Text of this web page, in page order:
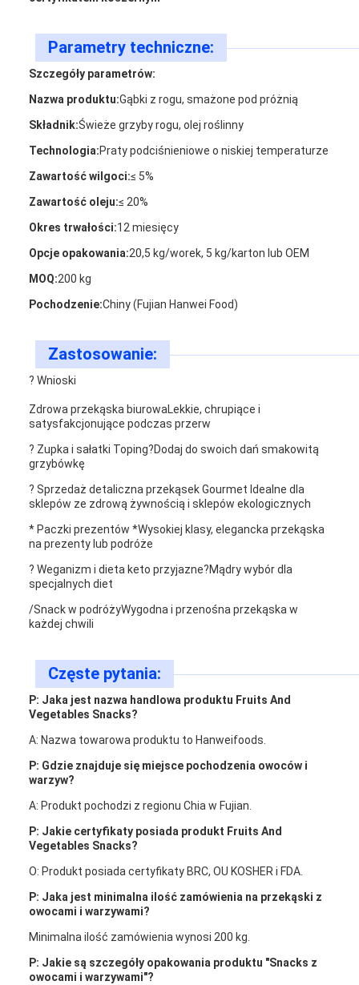
Parametry techniczne:
Szczegóły parametrów:
Nazwa produktu:Gąbki z rogu, smażone pod próżnią
Składnik:Świeże grzyby rogu, olej roślinny
Technologia:Praty podciśnieniowe o niskiej temperaturze
Zawartość wilgoci:≤ 5%
Zawartość oleju:≤ 20%
Okres trwałości:12 miesięcy
Opcje opakowania:20,5 kg/worek, 5 kg/karton lub OEM
MOQ:200 kg
Pochodzenie:Chiny (Fujian Hanwei Food)
Zastosowanie:
?️ Wnioski
Zdrowa przekąska biurowaLekkie, chrupiące i
satysfakcjonujące podczas przerw
? Zupka i sałatki Toping?Dodaj do swoich dań smakowitą
grzybówkę
?️ Sprzedaż detaliczna przekąsek Gourmet ️ Idealne dla
sklepów ze zdrową żywnością i sklepów ekologicznych
* Paczki prezentów *Wysokiej klasy, elegancka przekąska
na prezenty lub podróże
? Weganizm i dieta keto przyjazne?Mądry wybór dla
specjalnych diet
/Snack w podróżyWygodna i przenośna przekąska w
każdej chwili
Częste pytania:
P: Jaka jest nazwa handlowa produktu Fruits And
Vegetables Snacks?
A: Nazwa towarowa produktu to Hanweifoods.
P: Gdzie znajduje się miejsce pochodzenia owoców i
warzyw?
A: Produkt pochodzi z regionu Chia w Fujian.
P: Jakie certyfikaty posiada produkt Fruits And
Vegetables Snacks?
O: Produkt posiada certyfikaty BRC, OU KOSHER i FDA.
P: Jaka jest minimalna ilość zamówienia na przekąski z
owocami i warzywami?
Minimalna ilość zamówienia wynosi 200 kg.
P: Jakie są szczegóły opakowania produktu "Snacks z
owocami i warzywami"?